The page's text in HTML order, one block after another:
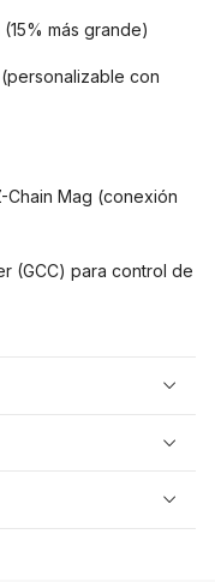
más grande)
con
Chain Mag (conexión
(GCC) para control de